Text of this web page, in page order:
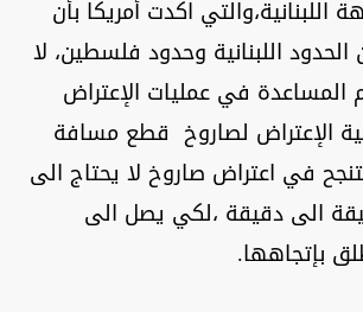
اللبنانية،والتي اكدت أمريكا بأن
اللبنانية وحدود فلسطين، لا
المساعدة في عمليات الإعتراض
الإعتراض لصاروخ قطع مسافة
ستنجح في اعتراض صاروخ لا يحتاج الى
الى دقيقة ،لكي يصل الى
بإتجاهها.